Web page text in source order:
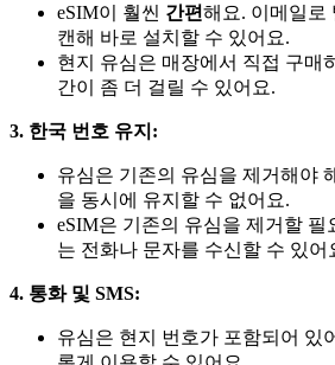
eSIM이 훨씬 간편해요. 이메일로
캔해 바로 설치할 수 있어요.
현지 유심은 매장에서 직접 구매
간이 좀 더 걸릴 수 있어요.
3. 한국 번호 유지:
유심은 기존의 유심을 제거해야
을 동시에 유지할 수 없어요.
eSIM은 기존의 유심을 제거할 필
는 전화나 문자를 수신할 수 있어
4. 통화 및 SMS:
유심은 현지 번호가 포함되어 있